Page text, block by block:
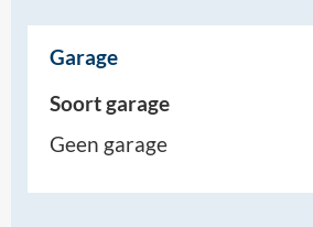
Garage
Soort garage
Geen garage